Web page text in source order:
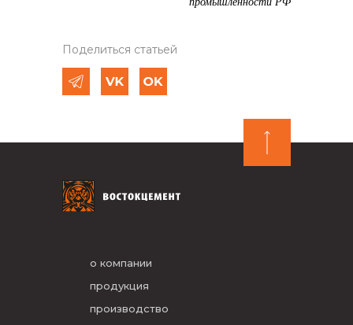
Поделиться статьей
о компании
продукция
производство